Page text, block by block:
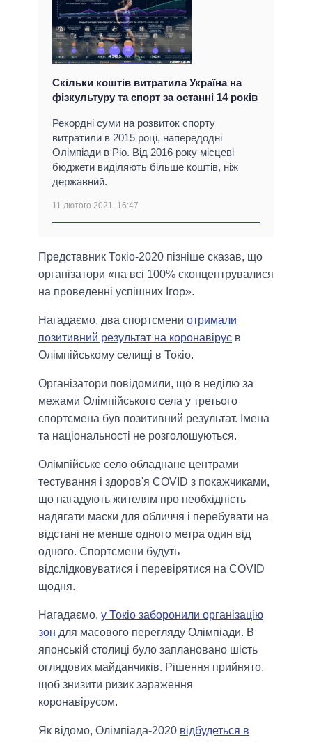
Скільки коштів витратила Україна на
фізкультуру та спорт за останні 14 років
Рекордні суми на розвиток спорту
витратили в 2015 році, напередодні
Олімпіади в Ріо. Від 2016 року місцеві
бюджети виділяють більше коштів, ніж
державний.
11 лютого 2021, 16:47
Представник Токіо-2020 пізніше сказав, що
організатори «на всі 100% сконцентрувалися
на проведенні успішних Ігор».
Нагадаємо, два спортсмени отримали
позитивний результат на коронавірус в
Олімпійському селищі в Токіо.
Організатори повідомили, що в неділю за
межами Олімпійського села у третього
спортсмена був позитивний результат. Імена
та національності не розголошуються.
Олімпійське село обладнане центрами
тестування і здоров'я COVID з покажчиками,
що нагадують жителям про необхідність
надягати маски для обличчя і перебувати на
відстані не менше одного метра один від
одного. Спортсмени будуть
відслідковуватися і перевірятися на COVID
щодня.
Нагадаємо, у Токіо заборонили організацію
зон для масового перегляду Олімпіади. В
японській столиці було заплановано шість
оглядових майданчиків. Рішення прийнято,
щоб знизити ризик зараження
коронавірусом.
Як відомо, Олімпіада-2020 відбудеться в